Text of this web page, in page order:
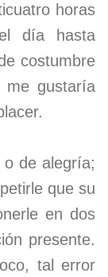
horas
día hasta
costumbre
me gustaría
de alegría;
que su
en dos
presente.
tal error